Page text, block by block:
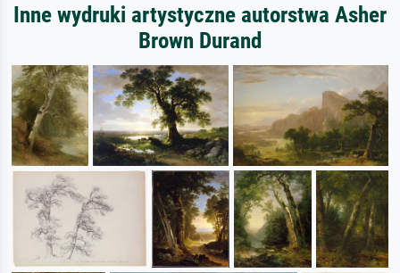
Inne wydruki artystyczne autorstwa Asher
Brown Durand